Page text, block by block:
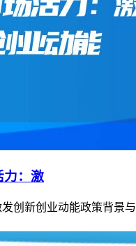
力：激
创新创业动能政策背景